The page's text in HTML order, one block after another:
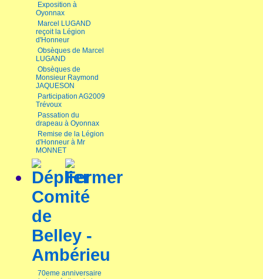
Exposition à
Oyonnax
Marcel LUGAND
reçoit la Légion
d'Honneur
Obsèques de Marcel
LUGAND
Obsèques de
Monsieur Raymond
JAQUESON
Participation AG2009
Trévoux
Passation du
drapeau à Oyonnax
Remise de la Légion
d'Honneur à Mr
MONNET
Comité
de
Belley -
Ambérieu
70eme anniversaire